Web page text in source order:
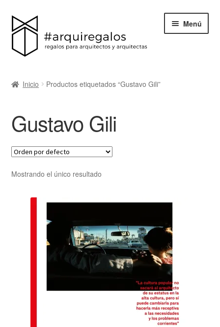
Menú
BLACK FRIDAY
Blog
Acerca de ArquiRegalos
Contacta
Inicio Productos etiquetados “Gustavo Gili”
Gustavo Gili
Mostrando el único resultado